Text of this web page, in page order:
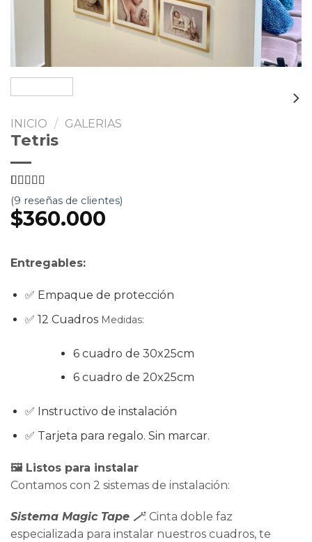
INICIO / GALERIAS
Tetris
5de
5
basado
en
9
valoración
de clientes
(9 reseñas de clientes)
$360.000
Entregables:
✅ Empaque de protección
✅ 12 Cuadros Medidas:
6 cuadro de 30x25cm
6 cuadro de 20x25cm
✅ Instructivo de instalación
✅ Tarjeta para regalo. Sin marcar.
🖼️ Listos para instalar
Contamos con 2 sistemas de instalación:
Sistema Magic Tape 🪄: Cinta doble faz
especializada para instalar nuestros cuadros, te